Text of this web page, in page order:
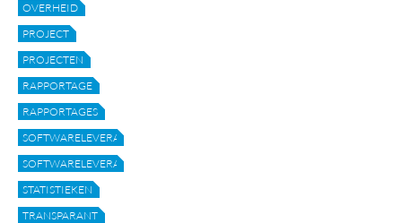
OVERHEID
PROJECT
PROJECTEN
RAPPORTAGE
RAPPORTAGES
SOFTWARELEVERANCIER
SOFTWARELEVERANCIERS
STATISTIEKEN
TRANSPARANT